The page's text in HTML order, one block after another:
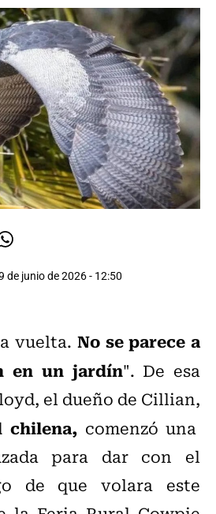
de junio de 2026 - 12:50
vuelta. No se parece a
en un jardín". De esa
el dueño de Cillian,
chilena, comenzó una
para dar con el
de que volara este